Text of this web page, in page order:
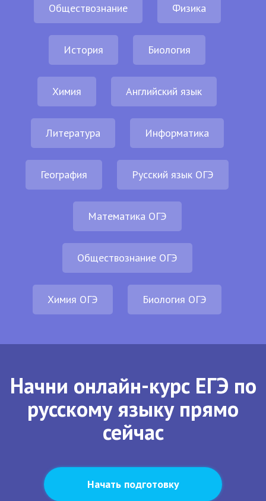
Обществознание Физика
История Биология
Химия Английский язык
Литература Информатика
География Русский язык ОГЭ
Математика ОГЭ
Обществознание ОГЭ
Химия ОГЭ Биология ОГЭ
Начни онлайн-курс ЕГЭ по
русскому языку прямо
сейчас
Начать подготовку